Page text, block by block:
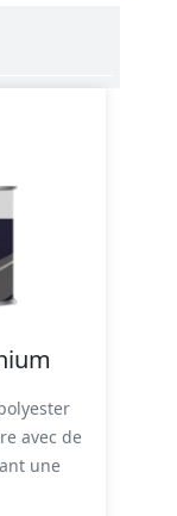
avec de
une